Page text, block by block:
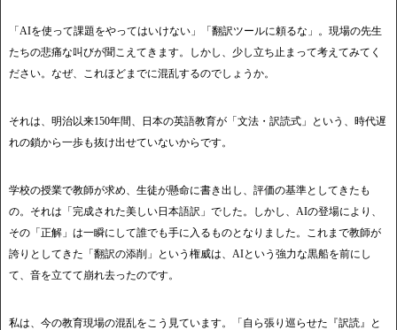
「AIを使って課題をやってはいけない」「翻訳ツールに頼るな」。現場の先生
たちの悲痛な叫びが聞こえてきます。しかし、少し立ち止まって考えてみてく
ださい。なぜ、これほどまでに混乱するのでしょうか。
それは、明治以来150年間、日本の英語教育が「文法・訳読式」という、時代遅
れの鎖から一歩も抜け出せていないからです。
学校の授業で教師が求め、生徒が懸命に書き出し、評価の基準としてきたも
の。それは「完成された美しい日本語訳」でした。しかし、AIの登場により、
その「正解」は一瞬にして誰でも手に入るものとなりました。これまで教師が
誇りとしてきた「翻訳の添削」という権威は、AIという強力な黒船を前にし
て、音を立てて崩れ去ったのです。
私は、今の教育現場の混乱をこう見ています。「自ら張り巡らせた『訳読』と